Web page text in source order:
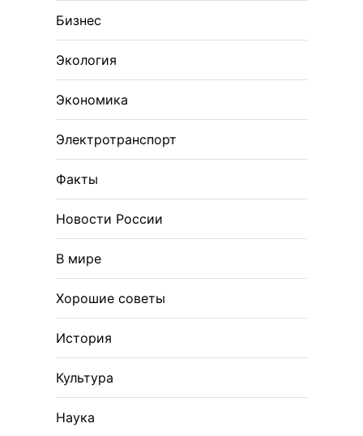
Бизнес
Экология
Экономика
Электротранспорт
Факты
Новости России
В мире
Хорошие советы
История
Культура
Наука